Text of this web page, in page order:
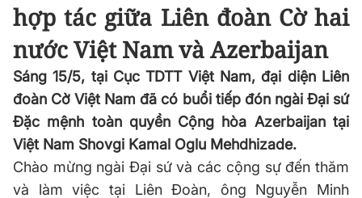
hợp tác giữa Liên đoàn Cờ hai
nước Việt Nam và Azerbaijan
Sáng 15/5, tại Cục TDTT Việt Nam, đại diện Liên
đoàn Cờ Việt Nam đã có buổi tiếp đón ngài Đại sứ
Đặc mệnh toàn quyền Cộng hòa Azerbaijan tại
Việt Nam Shovgi Kamal Oglu Mehdhizade.
Chào mừng ngài Đại sứ và các cộng sự đến thăm
và làm việc tại Liên Đoàn, ông Nguyễn Minh